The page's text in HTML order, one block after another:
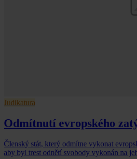
Judikatura
Odmítnutí evropského
Členský stát, který odmítne vykonat
aby byl trest odnětí svobody vykonán na